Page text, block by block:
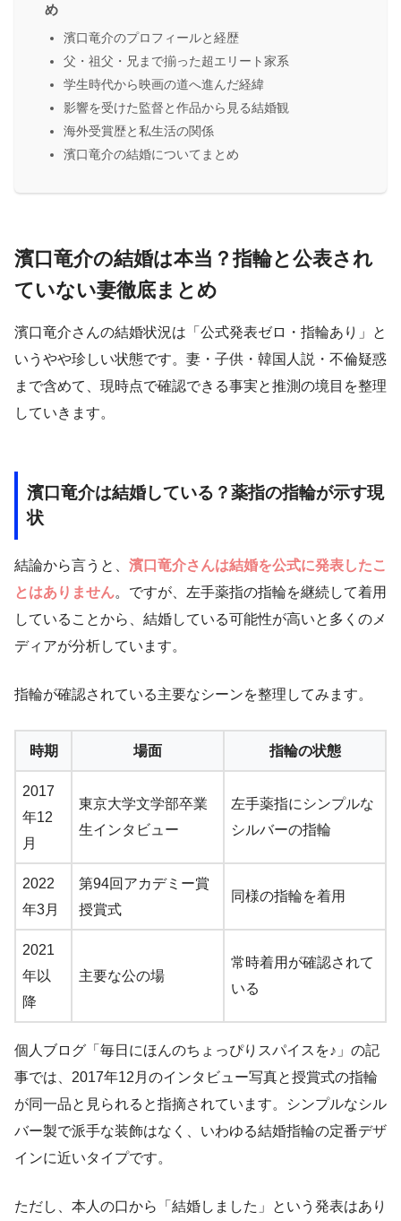
め
濱口竜介のプロフィールと経歴
父・祖父・兄まで揃った超エリート家系
学生時代から映画の道へ進んだ経緯
影響を受けた監督と作品から見る結婚観
海外受賞歴と私生活の関係
濱口竜介の結婚についてまとめ
濱口竜介の結婚は本当？指輪と公表され
ていない妻徹底まとめ
濱口竜介さんの結婚状況は「公式発表ゼロ・指輪あり」と
いうやや珍しい状態です。妻・子供・韓国人説・不倫疑惑
まで含めて、現時点で確認できる事実と推測の境目を整理
していきます。
濱口竜介は結婚している？薬指の指輪が示す現
状
結論から言うと、 濱口竜介さんは結婚を公式に発表したこ
とはありません。ですが、左手薬指の指輪を継続して着用
していることから、結婚している可能性が高いと多くのメ
ディアが分析しています。
指輪が確認されている主要なシーンを整理してみます。
時期 場面 指輪の状態
2017
年12
月
東京大学文学部卒業
生インタビュー
左手薬指にシンプルな
シルバーの指輪
2022
年3月
第94回アカデミー賞
授賞式
同様の指輪を着用
2021
年以
降
主要な公の場
常時着用が確認されて
いる
個人ブログ「毎日にほんのちょっぴりスパイスを♪」の記
事では、2017年12月のインタビュー写真と授賞式の指輪
が同一品と見られると指摘されています。シンプルなシル
バー製で派手な装飾はなく、いわゆる結婚指輪の定番デザ
インに近いタイプです。
ただし、本人の口から「結婚しました」という発表はあり